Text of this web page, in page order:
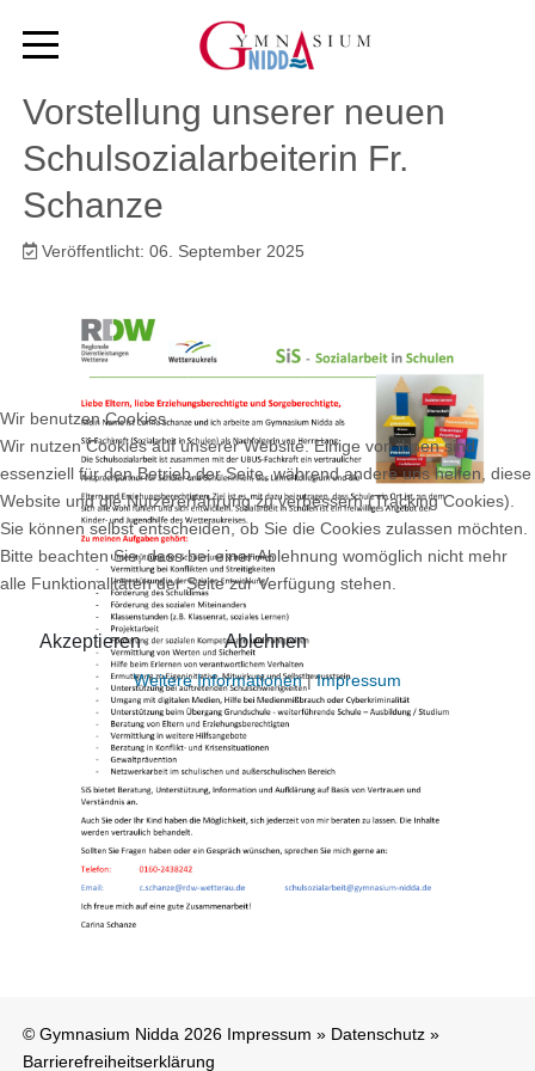
Vorstellung unserer neuen
Schulsozialarbeiterin Fr.
Schanze
Veröffentlicht: 06. September 2025
© Gymnasium Nidda 2026 Impressum » Datenschutz »
Barrierefreiheitserklärung
Wir benutzen Cookies
Wir nutzen Cookies auf unserer Website. Einige von ihnen sind
essenziell für den Betrieb der Seite, während andere uns helfen, diese
Website und die Nutzererfahrung zu verbessern (Tracking Cookies).
Sie können selbst entscheiden, ob Sie die Cookies zulassen möchten.
Bitte beachten Sie, dass bei einer Ablehnung womöglich nicht mehr
alle Funktionalitäten der Seite zur Verfügung stehen.
Akzeptieren Ablehnen
Weitere Informationen|Impressum